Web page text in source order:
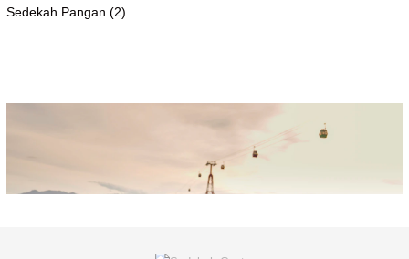
Sedekah Pangan (2)